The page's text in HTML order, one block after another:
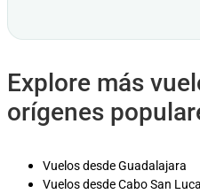
Explore más
orígenes
Vuelos desde Guadalajara
Vuelos desde Cabo San